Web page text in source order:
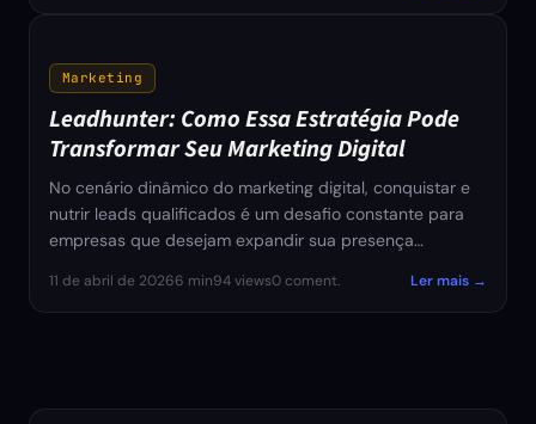
Marketing
Leadhunter: Como Essa Estratégia Pode
Transformar Seu Marketing Digital
No cenário dinâmico do marketing digital, conquistar e
nutrir leads qualificados é um desafio constante para
empresas que desejam expandir sua presença…
11 de abril de 20266 min94 views0 coment. Ler mais →